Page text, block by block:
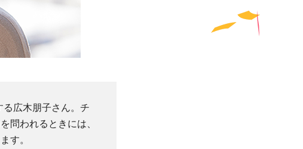
広木朋子さん。チ
問われるときには、
す。